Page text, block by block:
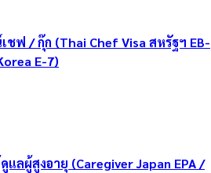
ชฟ / กุ๊ก (Thai Chef Visa สหรัฐฯ EB-
E-7)
ลผู้สูงอายุ (Caregiver Japan EPA /